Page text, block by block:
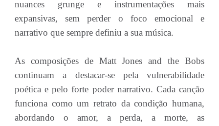
nuances grunge e instrumentações mais
expansivas, sem perder o foco emocional e
narrativo que sempre definiu a sua música.
As composições de Matt Jones and the Bobs
continuam a destacar-se pela vulnerabilidade
poética e pelo forte poder narrativo. Cada canção
funciona como um retrato da condição humana,
abordando o amor, a perda, a morte, as